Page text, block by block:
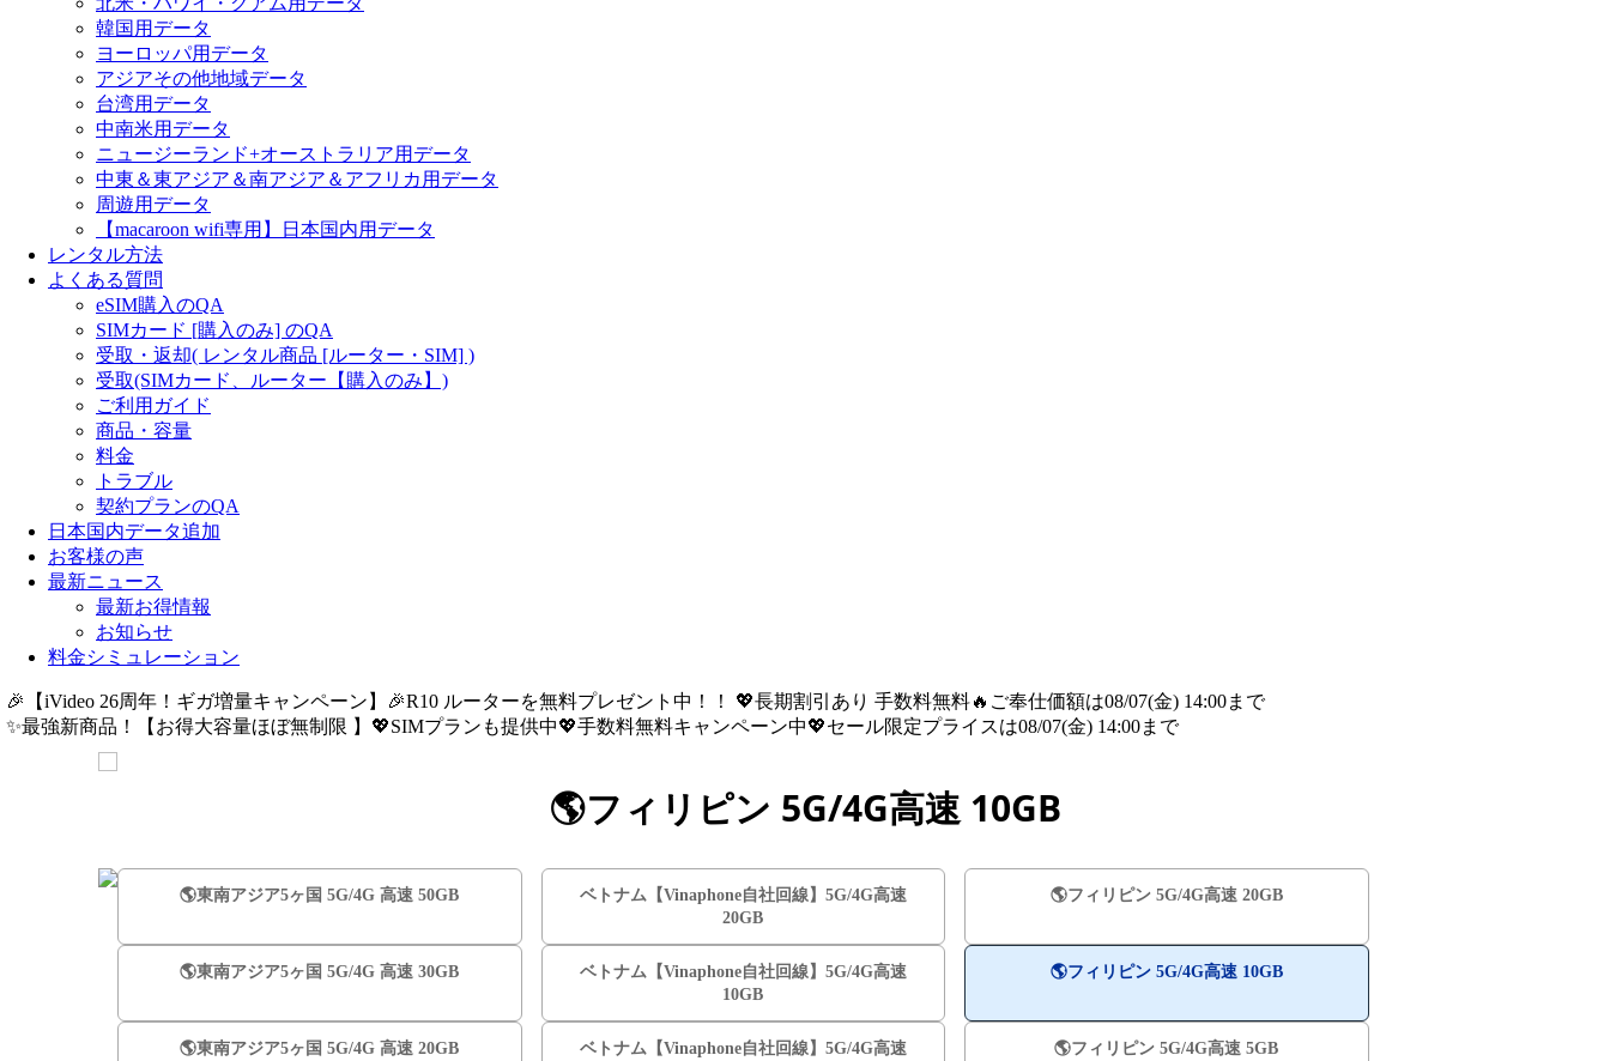
韓国用データ
ヨーロッパ用データ
アジアその他地域データ
台湾用データ
中南米用データ
ニュージーランド+オーストラリア用データ
中東＆東アジア＆南アジア＆アフリカ用データ
周遊用データ
【macaroon wifi専用】日本国内用データ
レンタル方法
よくある質問
eSIM購入のQA
SIMカード [購入のみ] のQA
受取・返却( レンタル商品 [ルーター・SIM] )
受取(SIMカード、ルーター【購入のみ】)
ご利用ガイド
商品・容量
料金
トラブル
契約プランのQA
日本国内データ追加
お客様の声
最新ニュース
最新お得情報
お知らせ
料金シミュレーション
🎉【iVideo 26周年！ギガ増量キャンペーン】🎉R10 ルーターを無料プレゼント中！！ 💖長期割引あり 手数料無料🔥ご奉仕価額は08/07(金) 14:00まで
✨️最強新商品！【お得大容量ほぼ無制限 】💖SIMプランも提供中💖手数料無料キャンペーン中💖セール限定プライスは08/07(金) 14:00まで
🌎️フィリピン 5G/4G高速 10GB
🌎️東南アジア5ヶ国 5G/4G 高速 50GB
ベトナム【Vinaphone自社回線】5G/4G高速
20GB
🌎️フィリピン 5G/4G高速 20GB
🌎️東南アジア5ヶ国 5G/4G 高速 30GB
ベトナム【Vinaphone自社回線】5G/4G高速
10GB
🌎️フィリピン 5G/4G高速 10GB
🌎️東南アジア5ヶ国 5G/4G 高速 20GB
ベトナム【Vinaphone自社回線】5G/4G高速
🌎️フィリピン 5G/4G高速 5GB